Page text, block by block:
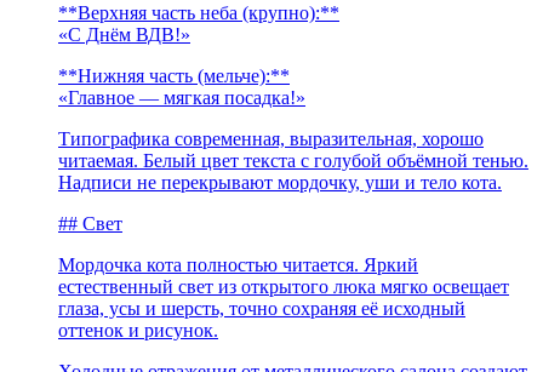
**Верхняя часть неба (крупно):**
«С Днём ВДВ!»
**Нижняя часть (мельче):**
«Главное — мягкая посадка!»
Типографика современная, выразительная, хорошо
читаемая. Белый цвет текста с голубой объёмной тенью.
Надписи не перекрывают мордочку, уши и тело кота.
## Свет
Мордочка кота полностью читается. Яркий
естественный свет из открытого люка мягко освещает
глаза, усы и шерсть, точно сохраняя её исходный
оттенок и рисунок.